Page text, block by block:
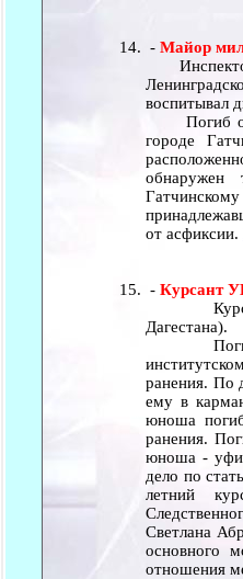
-Майор
Инспектор
воспитывал
Погиб от
городе
от асфиксии.
-Курсант
Курсант
Дагестана).
Погиб от
ранения. По
ему в
юноша
ранения.
юноша -
дело по
летний
Светлана
основного
отношения